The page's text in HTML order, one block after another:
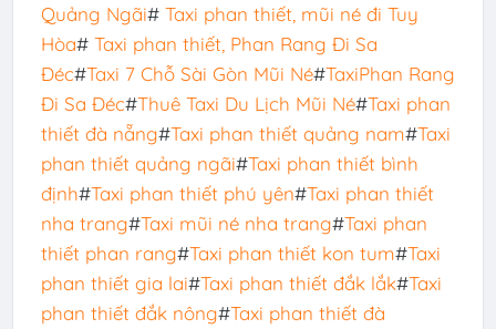
Quảng Ngãi# Taxi phan thiết, mũi né đi Tuy
Hòa# Taxi phan thiết, Phan Rang Đi Sa
Đéc#Taxi 7 Chỗ Sài Gòn Mũi Né#TaxiPhan Rang
Đi Sa Đéc#Thuê Taxi Du Lịch Mũi Né#Taxi phan
thiết đà nẵng#Taxi phan thiết quảng nam#Taxi
phan thiết quảng ngãi#Taxi phan thiết bình
định#Taxi phan thiết phú yên#Taxi phan thiết
nha trang#Taxi mũi né nha trang#Taxi phan
thiết phan rang#Taxi phan thiết kon tum#Taxi
phan thiết gia lai#Taxi phan thiết đắk lắk#Taxi
phan thiết đắk nông#Taxi phan thiết đà